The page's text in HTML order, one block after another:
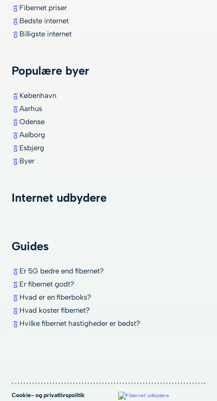
Fibernet priser
Bedste internet
Billigste internet
Populære byer
København
Aarhus
Odense
Aalborg
Esbjerg
Byer
Internet udbydere
Guides
Er 5G bedre end fibernet?
Er fibernet godt?
Hvad er en fiberboks?
Hvad koster fibernet?
Hvilke fibernet hastigheder er bedst?
Cookie- og privatlivspolitik